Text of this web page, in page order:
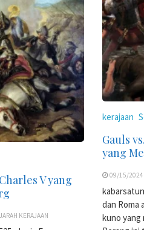
V yang
KERAJAAN
kerajaan
Gauls
yang
09/15/2024
dan Roma
kuno yang